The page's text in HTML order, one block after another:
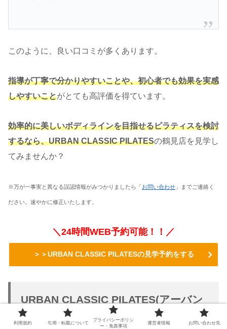
このように、良い口コミが多くあります。
指導が丁寧で分かりやすいことや、初心者でも効果を実感
しやすいことがとても高評価を得ています。
効率的に美しいボディラインを目指せるピラティスを検討
するなら、URBAN CLASSIC PILATESの鶴見店を見学し
てみませんか？
※万が一事実と異なる誤認情報がみつかりましたら「お問い合わせ 」までご連絡く
ださい。速やかに修正いたします。
＼24時間WEB予約可能！！／
＞＞URBAN CLASSIC PILATESの見学予約をする
URBAN CLASSIC PILATES(アーバン
クラシックピラティス)鶴見店近くの
駐車場情報
利用規約 引用・転載について
プライバシーポリシ
ー・免責事項
運営者情報 お問い合わせ先